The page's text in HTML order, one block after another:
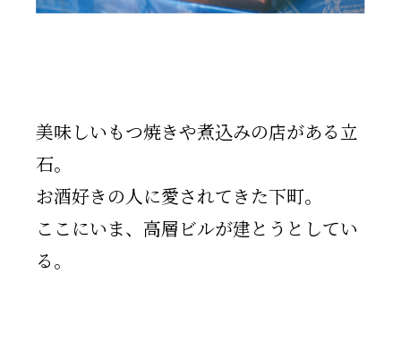
美味しいもつ焼きや煮込みの店がある立
石。
お酒好きの人に愛されてきた下町。
ここにいま、高層ビルが建とうとしてい
る。